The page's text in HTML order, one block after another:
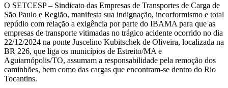
O SETCESP – Sindicato das Empresas de Transportes de Carga de
São Paulo e Região, manifesta sua indignação, incorformismo e total
repúdio com relação a exigência por parte do IBAMA para que as
empresas de transporte vitimadas no trágico acidente ocorrido no dia
22/12/2024 na ponte Juscelino Kubitschek de Oliveira, localizada na
BR 226, que liga os municípios de Estreito/MA e
Aguiarnópolis/TO, assumam a responsabilidade pela remoção dos
caminhões, bem como das cargas que encontram-se dentro do Rio
Tocantins.